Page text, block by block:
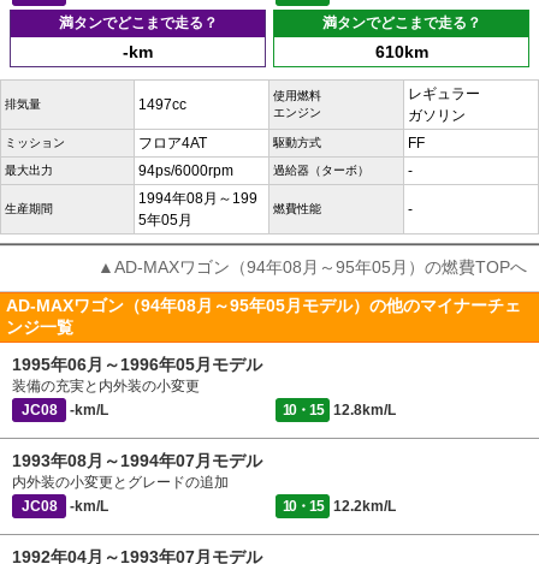
満タンでどこまで走る？
-km
満タンでどこまで走る？
610km
排気量 1497cc
使用燃料
エンジン
レギュラー
ガソリン
ミッション フロア4AT 駆動方式 FF
最大出力 94ps/6000rpm 過給器（ターボ） -
生産期間
1994年08月～199
5年05月
燃費性能 -
▲AD-MAXワゴン（94年08月～95年05月）の燃費TOPへ
AD-MAXワゴン（94年08月～95年05月モデル）の他のマイナーチェ
ンジ一覧
1995年06月～1996年05月モデル
装備の充実と内外装の小変更
JC08
-km/L 10・15 12.8km/L
1993年08月～1994年07月モデル
内外装の小変更とグレードの追加
JC08
-km/L 10・15 12.2km/L
1992年04月～1993年07月モデル